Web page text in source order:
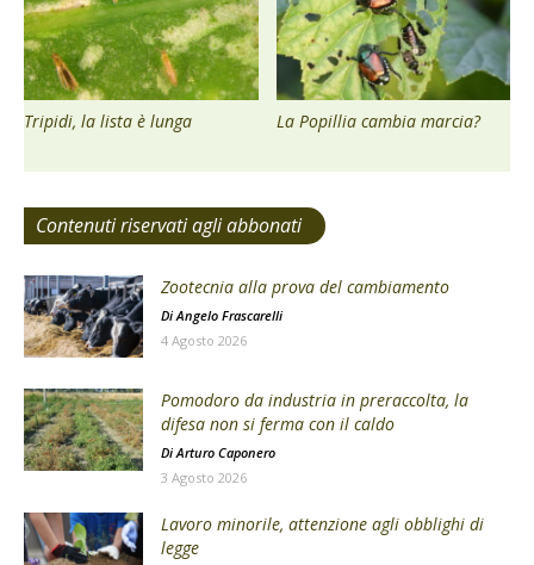
Tripidi, la lista è lunga La Popillia cambia marcia?
Contenuti riservati agli abbonati
Zootecnia alla prova del cambiamento
DiAngelo Frascarelli
4 Agosto 2026
Pomodoro da industria in preraccolta, la
difesa non si ferma con il caldo
Di Arturo Caponero
3 Agosto 2026
Lavoro minorile, attenzione agli obblighi di
legge